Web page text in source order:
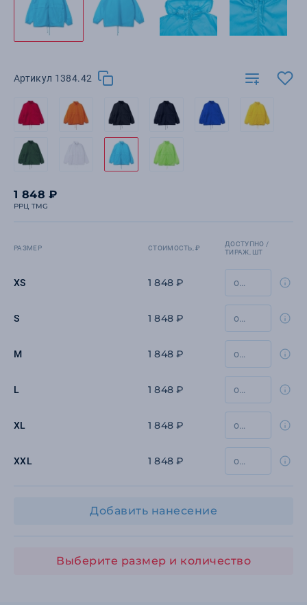
Артикул 1384.42
1 848 ₽
РРЦ TMG
РАЗМЕР СТОИМОСТЬ, ₽
ДОСТУПНО /
ТИРАЖ, ШТ
XS 1 848 ₽
S 1 848 ₽
M 1 848 ₽
L 1 848 ₽
XL 1 848 ₽
XXL 1 848 ₽
Добавить нанесение
Выберите размер и количество